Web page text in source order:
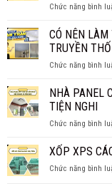
Chức năng bình
CÓ NÊN
TRUYỀN
Chức năng bình
NHÀ PANEL
TIỆN NGHI
Chức năng bình
XỐP XPS
Chức năng bình